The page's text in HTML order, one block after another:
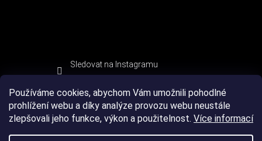
Používáme cookies, abychom Vám umožnili pohodlné
prohlížení webu a díky analýze provozu webu neustále
zlepšovali jeho funkce, výkon a použitelnost. Více informací
Sledovat na Instagramu